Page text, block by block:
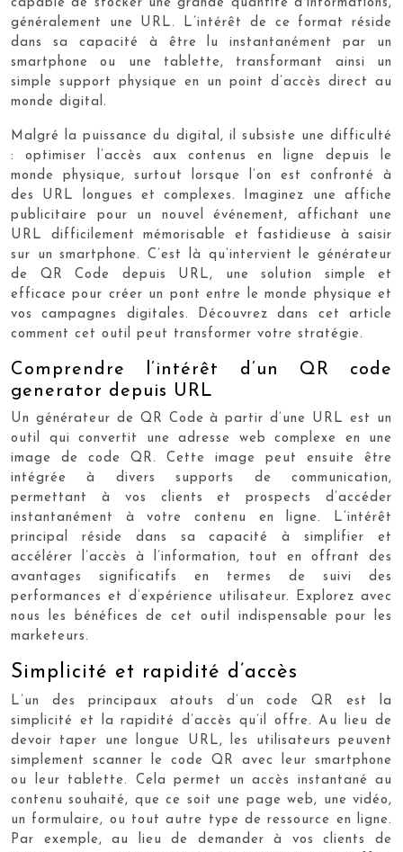
capable de stocker une grande quantité d’informations,
généralement une URL. L’intérêt de ce format réside
dans sa capacité à être lu instantanément par un
smartphone ou une tablette, transformant ainsi un
simple support physique en un point d’accès direct au
monde digital.
Malgré la puissance du digital, il subsiste une difficulté
: optimiser l’accès aux contenus en ligne depuis le
monde physique, surtout lorsque l’on est confronté à
des URL longues et complexes. Imaginez une affiche
publicitaire pour un nouvel événement, affichant une
URL difficilement mémorisable et fastidieuse à saisir
sur un smartphone. C’est là qu’intervient le générateur
de QR Code depuis URL, une solution simple et
efficace pour créer un pont entre le monde physique et
vos campagnes digitales. Découvrez dans cet article
comment cet outil peut transformer votre stratégie.
Comprendre l’intérêt d’un QR code
generator depuis URL
Un générateur de QR Code à partir d’une URL est un
outil qui convertit une adresse web complexe en une
image de code QR. Cette image peut ensuite être
intégrée à divers supports de communication,
permettant à vos clients et prospects d’accéder
instantanément à votre contenu en ligne. L’intérêt
principal réside dans sa capacité à simplifier et
accélérer l’accès à l’information, tout en offrant des
avantages significatifs en termes de suivi des
performances et d’expérience utilisateur. Explorez avec
nous les bénéfices de cet outil indispensable pour les
marketeurs.
Simplicité et rapidité d’accès
L’un des principaux atouts d’un code QR est la
simplicité et la rapidité d’accès qu’il offre. Au lieu de
devoir taper une longue URL, les utilisateurs peuvent
simplement scanner le code QR avec leur smartphone
ou leur tablette. Cela permet un accès instantané au
contenu souhaité, que ce soit une page web, une vidéo,
un formulaire, ou tout autre type de ressource en ligne.
Par exemple, au lieu de demander à vos clients de